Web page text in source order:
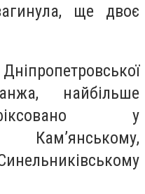
ще двоє
найбільше
у